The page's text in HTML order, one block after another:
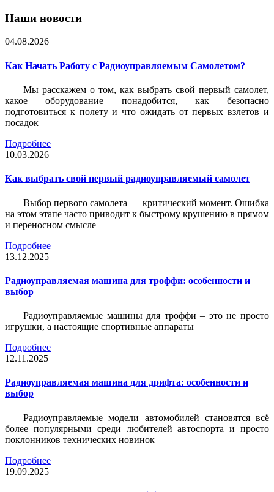
Наши новости
04.08.2026
Как Начать Работу с Радиоуправляемым Самолетом?
Мы расскажем о том, как выбрать свой первый самолет,
какое оборудование понадобится, как безопасно
подготовиться к полету и что ожидать от первых взлетов и
посадок
Подробнее
10.03.2026
Как выбрать свой первый радиоуправляемый самолет
Выбор первого самолета — критический момент. Ошибка
на этом этапе часто приводит к быстрому крушению в прямом
и переносном смысле
Подробнее
13.12.2025
Радиоуправляемая машина для троффи: особенности и
выбор
Радиоуправляемые машины для троффи – это не просто
игрушки, а настоящие спортивные аппараты
Подробнее
12.11.2025
Радиоуправляемая машина для дрифта: особенности и
выбор
Радиоуправляемые модели автомобилей становятся всё
более популярными среди любителей автоспорта и просто
поклонников технических новинок
Подробнее
19.09.2025